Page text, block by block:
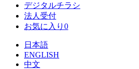
デジタルチラシ
法人受付
お気に入り 0
日本語
ENGLISH
中文